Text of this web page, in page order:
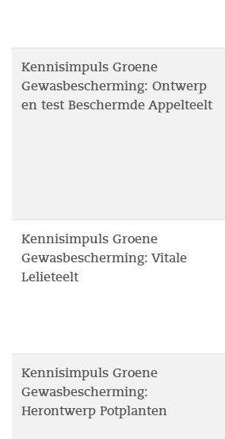
Kennisimpuls Groene
Gewasbescherming: Ontwerp
en test Beschermde Appelteelt
Kennisimpuls Groene
Gewasbescherming: Vitale
Lelieteelt
Kennisimpuls Groene
Gewasbescherming:
Herontwerp Potplanten